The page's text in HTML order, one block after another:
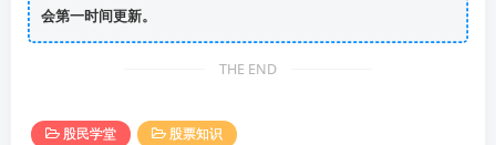
会第一时间更新。
THE END
股民学堂 股票知识